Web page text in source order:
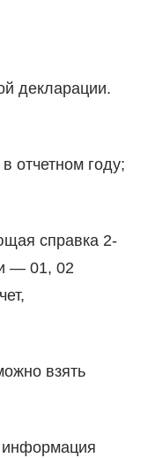
декларации.
отчетном году;
справка 2-
— 01, 02
взять
информация